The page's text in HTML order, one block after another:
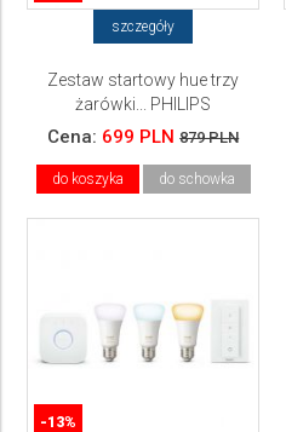
szczegóły
Zestaw startowy hue trzy
żarówki... PHILIPS
Cena: 699 PLN 879 PLN
do koszyka do schowka
-13%